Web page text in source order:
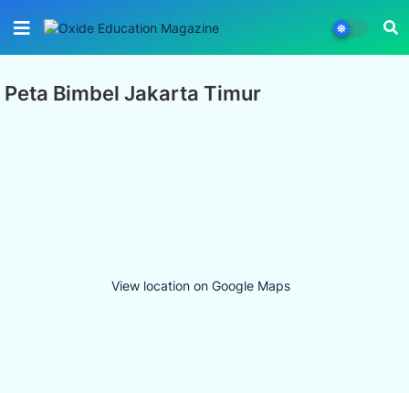
Peta Bimbel Jakarta Timur
View location on Google Maps